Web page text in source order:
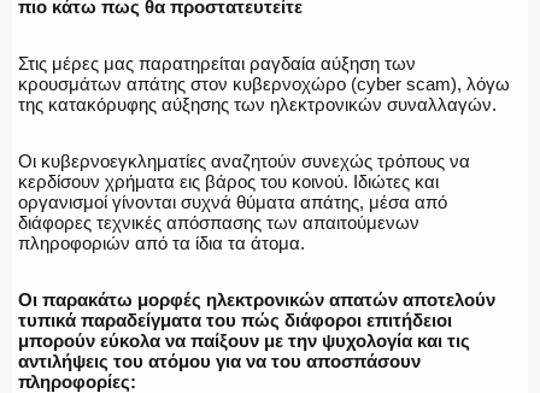
ΛΙΜΕΝΙΚΟ
ΕΝΟΠΛΕΣ ΔΥΝΑΜΕΙΣ
ΕΚΑΒ
πιο κάτω πως θα προστατευτείτε
Στις μέρες μας παρατηρείται ραγδαία αύξηση των
κρουσμάτων απάτης στον κυβερνοχώρο (cyber scam), λόγω
της κατακόρυφης αύξησης των ηλεκτρονικών συναλλαγών.
Οι κυβερνοεγκληματίες αναζητούν συνεχώς τρόπους να
κερδίσουν χρήματα εις βάρος του κοινού. Ιδιώτες και
οργανισμοί γίνονται συχνά θύματα απάτης, μέσα από
διάφορες τεχνικές απόσπασης των απαιτούμενων
πληροφοριών από τα ίδια τα άτομα.
Οι παρακάτω μορφές ηλεκτρονικών απατών αποτελούν
τυπικά παραδείγματα του πώς διάφοροι επιτήδειοι
μπορούν εύκολα να παίξουν με την ψυχολογία και τις
αντιλήψεις του ατόμου για να του αποσπάσουν
πληροφορίες: